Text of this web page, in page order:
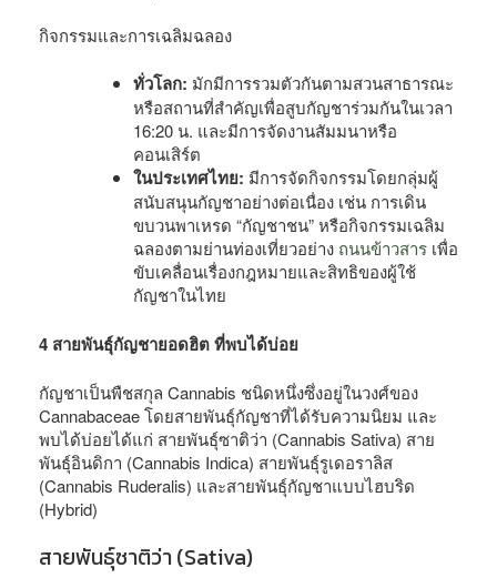
กิจกรรมและการเฉลิมฉลอง
ทั่วโลก: มักมีการรวมตัวกันตามสวนสาธารณะ
หรือสถานที่สำคัญเพื่อสูบกัญชาร่วมกันในเวลา
16:20 น. และมีการจัดงานสัมมนาหรือ
คอนเสิร์ต
ในประเทศไทย: มีการจัดกิจกรรมโดยกลุ่มผู้
สนับสนุนกัญชาอย่างต่อเนื่อง เช่น การเดิน
ขบวนพาเหรด “กัญชาชน” หรือกิจกรรมเฉลิม
ฉลองตามย่านท่องเที่ยวอย่าง ถนนข้าวสาร เพื่อ
ขับเคลื่อนเรื่องกฎหมายและสิทธิของผู้ใช้
กัญชาในไทย
4 สายพันธุ์กัญชายอดฮิต ที่พบได้บ่อย
กัญชาเป็นพืชสกุล Cannabis ชนิดหนึ่งซึ่งอยู่ในวงศ์ของ
Cannabaceae โดยสายพันธ์ุกัญชาที่ได้รับความนิยม และ
พบได้บ่อยได้แก่ สายพันธุ์ซาติว่า (Cannabis Sativa) สาย
พันธุ์อินดิกา (Cannabis Indica) สายพันธุ์รูเดอราลิส
(Cannabis Ruderalis) และสายพันธุ์กัญชาแบบไฮบริด
(Hybrid)
สายพันธุ์ซาติว่า (Sativa)